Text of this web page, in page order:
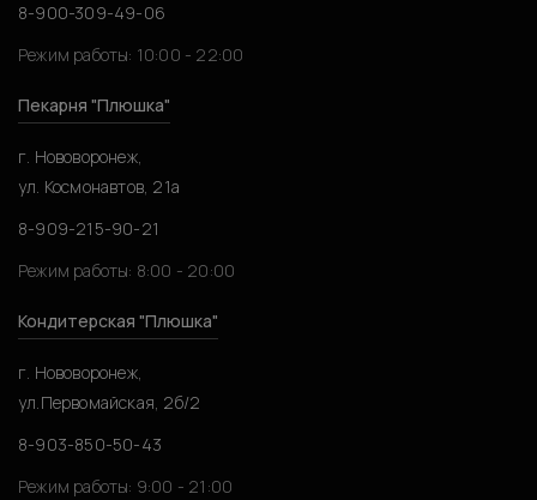
8-900-309-49-06
Режим работы: 10:00 - 22:00
Пекарня "Плюшка"
г. Нововоронеж,
ул. Космонавтов, 21а
8-909-215-90-21
Режим работы: 8:00 - 20:00
Кондитерская "Плюшка"
г. Нововоронеж,
ул.Первомайская, 2б/2
8-903-850-50-43
Режим работы: 9:00 - 21:00